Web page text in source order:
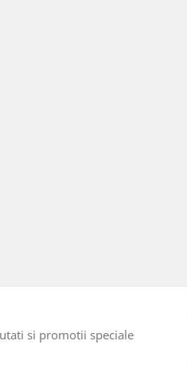
si promotii speciale